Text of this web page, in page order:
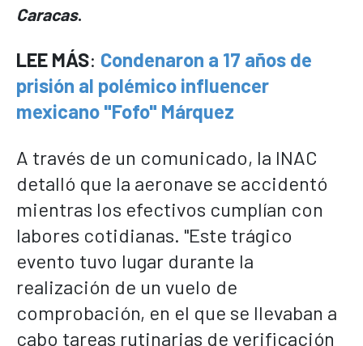
Caracas.
LEE MÁS: Condenaron a 17 años de
prisión al polémico influencer
mexicano "Fofo" Márquez
A través de un comunicado, la INAC
detalló que la aeronave se accidentó
mientras los efectivos cumplían con
labores cotidianas. "Este trágico
evento tuvo lugar durante la
realización de un vuelo de
comprobación, en el que se llevaban a
cabo tareas rutinarias de verificación